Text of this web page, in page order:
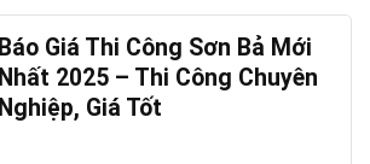
Báo Giá Thi Công Sơn Bả Mới
Nhất 2025 – Thi Công Chuyên
Nghiệp, Giá Tốt